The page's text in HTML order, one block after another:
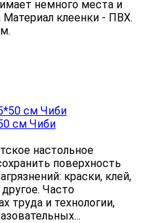
немного места и
клеенки - ПВХ.
см Чиби
настольное
поверхность
краски, клей,
Часто
труда и технологии,